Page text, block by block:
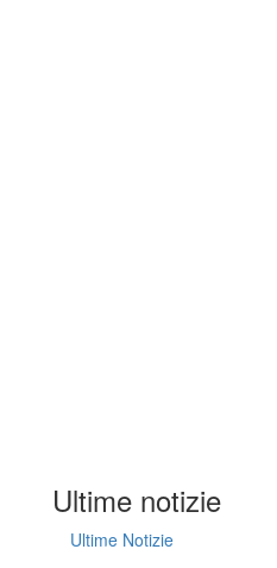
Ultime notizie
Ultime Notizie